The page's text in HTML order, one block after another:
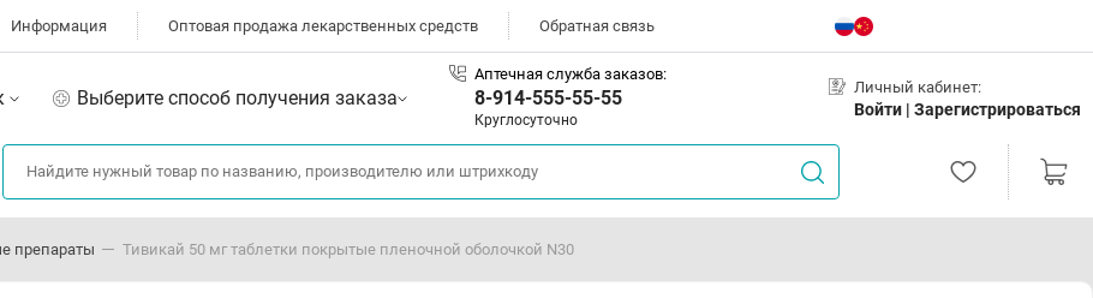
Информация Оптовая продажа лекарственных средств Обратная связь
Выберите способ получения заказа
Аптечная служба заказов:
8-914-555-55-55
Круглосуточно
Личный кабинет:
Войти | Зарегистрироваться
препараты Тивикай 50 мг таблетки покрытые пленочной оболочкой N30